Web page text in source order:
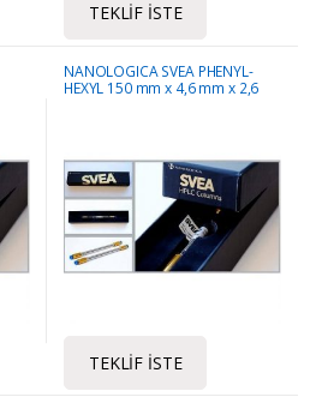
TEKLIF İSTE
NANOLOGICA SVEA PHENYL-
HEXYL 150 mm x 4,6 mm x 2,6
TEKLIF İSTE